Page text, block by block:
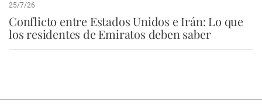
25/7/26
Conflicto entre Estados Unidos e Irán: Lo que
los residentes de Emiratos deben saber